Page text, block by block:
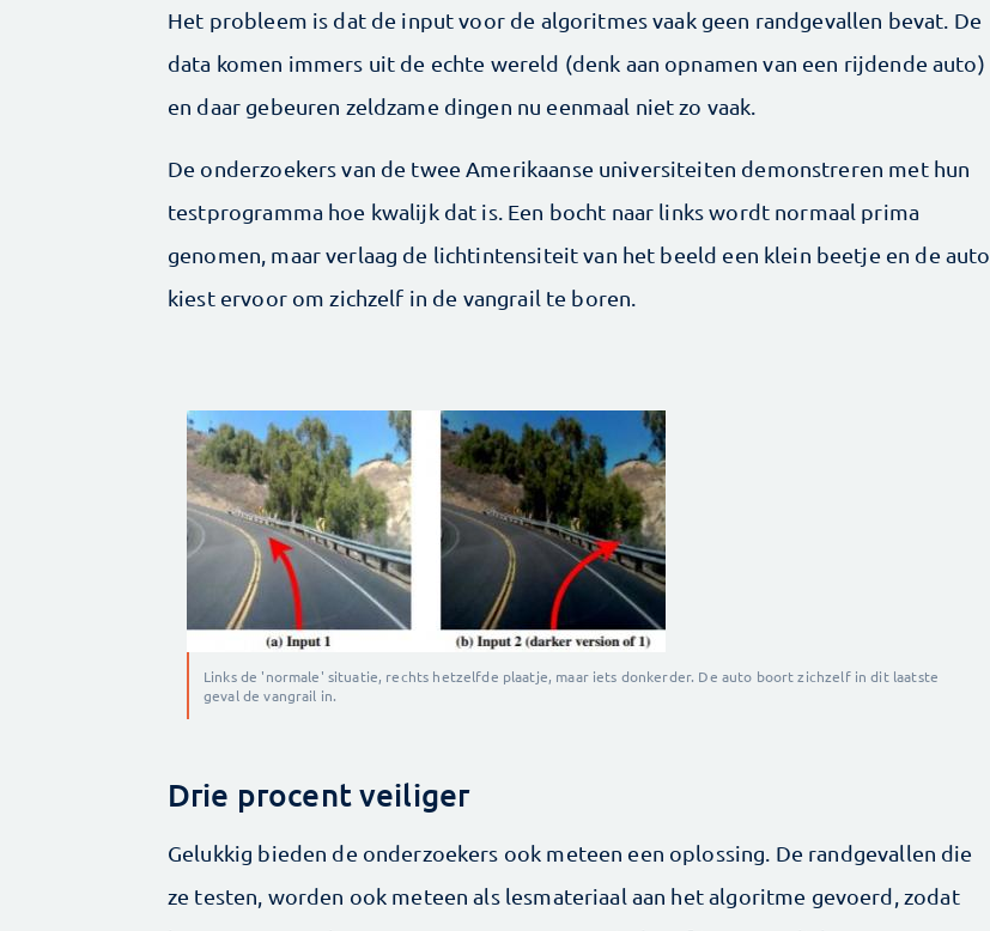
Het probleem is dat de input voor de algoritmes vaak geen randgevallen bevat. De
data komen immers uit de echte wereld (denk aan opnamen van een rijdende auto)
en daar gebeuren zeldzame dingen nu eenmaal niet zo vaak.
De onderzoekers van de twee Amerikaanse universiteiten demonstreren met hun
testprogramma hoe kwalijk dat is. Een bocht naar links wordt normaal prima
genomen, maar verlaag de lichtintensiteit van het beeld een klein beetje en de auto
kiest ervoor om zichzelf in de vangrail te boren.
Links de 'normale' situatie, rechts hetzelfde plaatje, maar iets donkerder. De auto boort zichzelf in dit laatste
geval de vangrail in.
Drie procent veiliger
Gelukkig bieden de onderzoekers ook meteen een oplossing. De randgevallen die
ze testen, worden ook meteen als lesmateriaal aan het algoritme gevoerd, zodat